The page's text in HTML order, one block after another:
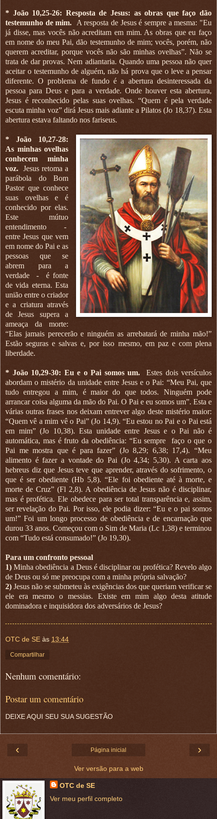
* João 10,25-26: Resposta de Jesus: as obras que faço dão
testemunho de mim.
A resposta de Jesus é sempre a mesma: "Eu
já disse, mas vocês não acreditam em mim. As obras que eu faço
em nome do meu Pai, dão testemunho de mim; vocês, porém, não
querem acreditar, porque vocês não são minhas ovelhas”. Não se
trata de dar provas. Nem adiantaria. Quando uma pessoa não quer
aceitar o testemunho de alguém, não há prova que o leve a pensar
diferente. O problema de fundo é a abertura desinteressada da
pessoa para Deus e para a verdade. Onde houver esta abertura,
Jesus é reconhecido pelas suas ovelhas. “Quem é pela verdade
escuta minha voz” dirá Jesus mais adiante a Pilatos (Jo 18,37). Esta
abertura estava faltando nos fariseus.
* João 10,27-28:
As minhas ovelhas
conhecem minha
voz. Jesus retoma a
parábola do Bom
Pastor que conhece
suas ovelhas e é
conhecido por elas.
Este mútuo
entendimento
-
entre Jesus que vem
em nome do Pai e as
pessoas que se
abrem para a
verdade
-
é fonte
de vida eterna. Esta
união entre o criador
e a criatura através
de Jesus supera a
ameaça da morte:
“Elas jamais perecerão e ninguém as arrebatará de minha mão!”
Estão seguras e salvas e, por isso mesmo, em paz e com plena
liberdade.
* João 10,29-30: Eu e o Pai somos um.
Estes dois versículos
abordam o mistério da unidade entre Jesus e o Pai: “Meu Pai, que
tudo entregou a mim, é maior do que todos. Ninguém pode
arrancar coisa alguma da mão do Pai. O Pai e eu somos um”. Esta e
várias outras frases nos deixam entrever algo deste mistério maior:
“Quem vê a mim vê o Pai” (Jo 14,9). “Eu estou no Pai e o Pai está
em mim” (Jo 10,38). Esta unidade entre Jesus e o Pai não é
automática, mas é fruto da obediência: “Eu sempre
faço o que o
Pai me mostra que é para fazer” (Jo 8,29; 6,38; 17,4). “Meu
alimento é fazer a vontade do Pai (Jo 4,34; 5,30). A carta aos
hebreus diz que Jesus teve que aprender, através do sofrimento, o
que é ser obediente (Hb 5,8). “Ele foi obediente até à morte, e
morte de Cruz” (Fl 2,8). A obediência de Jesus não é disciplinar,
mas é profética. Ele obedece para ser total transparência e, assim,
ser revelação do Pai. Por isso, ele podia dizer: “Eu e o pai somos
um!” Foi um longo processo de obediência e de encarnação que
durou 33 anos. Começou com o Sim de Maria (Lc 1,38) e terminou
com “Tudo está consumado!” (Jo 19,30).
Para um confronto pessoal
1) Minha obediência a Deus é disciplinar ou profética? Revelo algo
de Deus ou só me preocupa com a minha própria salvação?
2) Jesus não se submeteu às exigências dos que queriam verificar se
ele era mesmo o messias. Existe em mim algo desta atitude
dominadora e inquisidora dos adversários de Jesus?
OTC de SE às 13:44
Compartilhar
Nenhum comentário:
Postar um comentário
DEIXE AQUI SEU SUA SUGESTÃO
‹ ›
Página inicial
Ver versão para a web
OTC de SE
Ver meu perfil completo